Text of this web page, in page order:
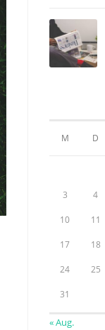
M D
3 4
10 11
17 18
24 25
31
« Aug.